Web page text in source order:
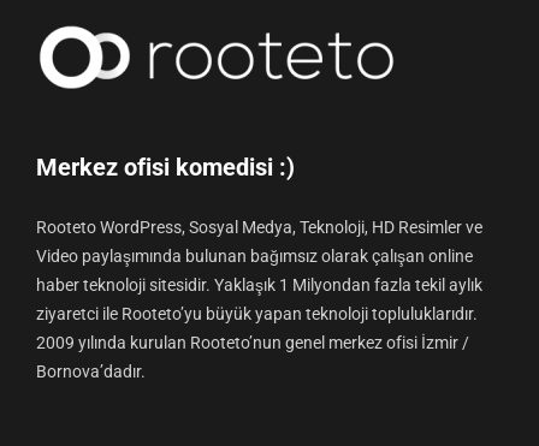
Merkez ofisi komedisi :)
Rooteto WordPress, Sosyal Medya, Teknoloji, HD Resimler ve
Video paylaşımında bulunan bağımsız olarak çalışan online
haber teknoloji sitesidir. Yaklaşık 1 Milyondan fazla tekil aylık
ziyaretci ile Rooteto’yu büyük yapan teknoloji topluluklarıdır.
2009 yılında kurulan Rooteto’nun genel merkez ofisi İzmir /
Bornova’dadır.